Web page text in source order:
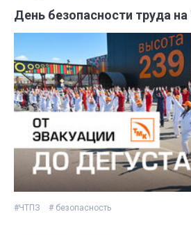
День безопасности труда
#ЧТПЗ # безопасность